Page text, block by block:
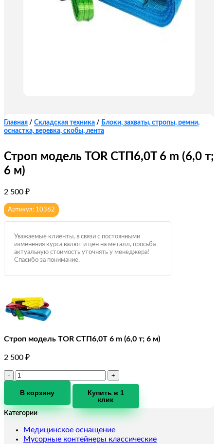
Главная / Складская техника / Блоки, захваты, стропы, ремни,
оснастка, веревка, скобы, лента
Строп модель TOR СТП6,0T 6 m (6,0 т;
6 м)
2 500 ₽
Артикул: 10362
Уважаемые клиенты, в связи с постоянными
изменения курса валют и цен на металл, просьба
актуальную стоимость уточнять у менеджера!
Спасибо за понимание.
Строп модель TOR СТП6,0T 6 m (6,0 т; 6 м)
2 500 ₽
Количество
Строп
TOR
6
m
В корзину
Купить в 1
клик
Категории
Медицинское оснащение
Мусорные контейнеры классические